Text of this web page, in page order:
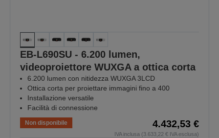
EB-L690SU - 6.200 lumen,
videoproiettore WUXGA a ottica corta
6.200 lumen con nitidezza WUXGA 3LCD
Ottica corta per proiettare immagini fino a 400
Installazione versatile
Facilità di connessione
Non disponibile 4.432,53 €
IVA inclusa (3.633,22 € IVA esclusa)